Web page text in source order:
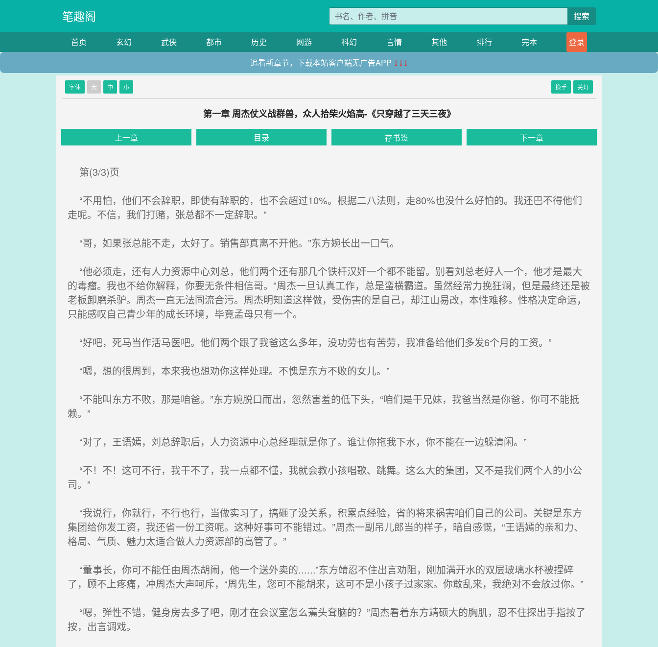
笔趣阁 搜索
首页 玄幻 武侠 都市 历史 网游 科幻 言情 其他 排行 完本
登录
追看新章节，下载本站客户端无广告APP ↓↓↓
字体 大 中 小 换手 关灯
第一章 周杰仗义战群兽，众人拾柴火焰高-《只穿越了三天三夜》
上一章 目录 存书签 下一章
第(3/3)页
“不用怕，他们不会辞职，即使有辞职的，也不会超过10%。根据二八法则，走80%也没什么好怕的。我还巴不得他们
走呢。不信，我们打赌，张总都不一定辞职。”
“哥，如果张总能不走，太好了。销售部真离不开他。”东方婉长出一口气。
“他必须走，还有人力资源中心刘总，他们两个还有那几个铁杆汉奸一个都不能留。别看刘总老好人一个，他才是最大
的毒瘤。我也不给你解释，你要无条件相信哥。”周杰一旦认真工作，总是蛮横霸道。虽然经常力挽狂澜，但是最终还是被
老板卸磨杀驴。周杰一直无法同流合污。周杰明知道这样做，受伤害的是自己，却江山易改，本性难移。性格决定命运，
只能感叹自己青少年的成长环境，毕竟孟母只有一个。
“好吧，死马当作活马医吧。他们两个跟了我爸这么多年，没功劳也有苦劳，我准备给他们多发6个月的工资。”
“嗯，想的很周到，本来我也想劝你这样处理。不愧是东方不败的女儿。”
“不能叫东方不败，那是咱爸。”东方婉脱口而出，忽然害羞的低下头，“咱们是干兄妹，我爸当然是你爸，你可不能抵
赖。”
“对了，王语嫣，刘总辞职后，人力资源中心总经理就是你了。谁让你拖我下水，你不能在一边躲清闲。”
“不！不！这可不行，我干不了，我一点都不懂，我就会教小孩唱歌、跳舞。这么大的集团，又不是我们两个人的小公
司。”
“我说行，你就行，不行也行，当做实习了，搞砸了没关系，积累点经验，省的将来祸害咱们自己的公司。关键是东方
集团给你发工资，我还省一份工资呢。这种好事可不能错过。”周杰一副吊儿郎当的样子，暗自感慨，“王语嫣的亲和力、
格局、气质、魅力太适合做人力资源部的高管了。”
“董事长，你可不能任由周杰胡闹，他一个送外卖的......”东方靖忍不住出言劝阻，刚加满开水的双层玻璃水杯被捏碎
了，顾不上疼痛，冲周杰大声呵斥，“周先生，您可不能胡来，这可不是小孩子过家家。你敢乱来，我绝对不会放过你。”
“嗯，弹性不错，健身房去多了吧，刚才在会议室怎么蔫头耷脑的？”周杰看着东方靖硕大的胸肌，忍不住探出手指按了
按，出言调戏。